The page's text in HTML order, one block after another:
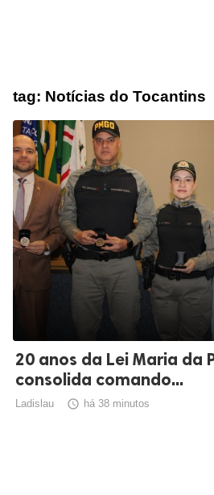
tag: Notícias do Tocantins
20 anos da Lei Maria da
consolida comando...
Ladislau  há 38 minutos